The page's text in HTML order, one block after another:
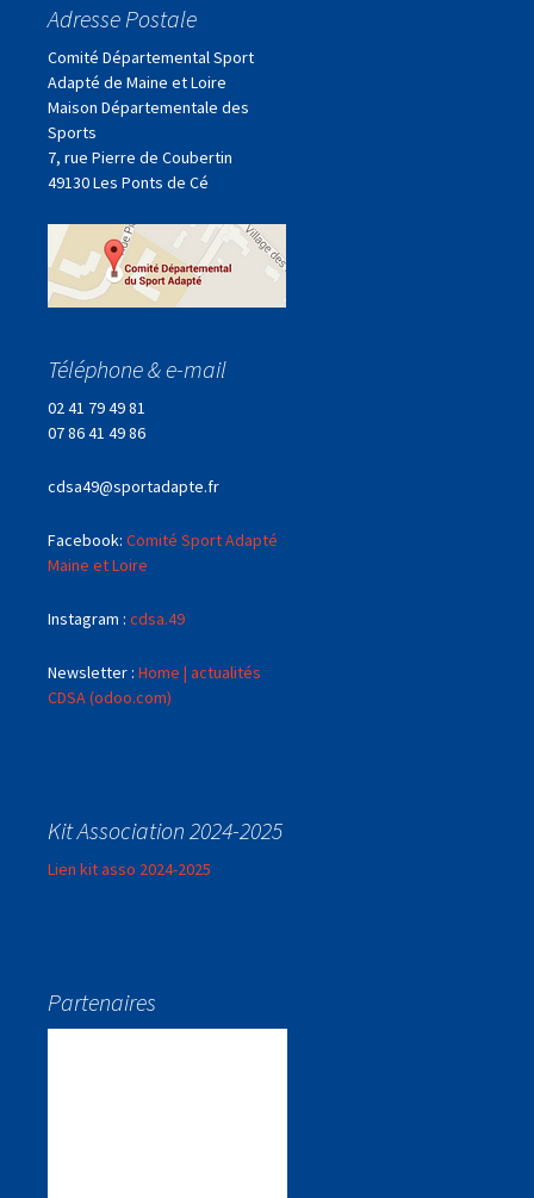
Adresse Postale
Comité Départemental Sport
Adapté de Maine et Loire
Maison Départementale des
Sports
7, rue Pierre de Coubertin
49130 Les Ponts de Cé
Téléphone & e-mail
02 41 79 49 81
07 86 41 49 86
cdsa49@sportadapte.fr
Facebook: Comité Sport Adapté
Maine et Loire
Instagram : cdsa.49
Newsletter : Home | actualités
CDSA (odoo.com)
Kit Association 2024-2025
Lien kit asso 2024-2025
Partenaires